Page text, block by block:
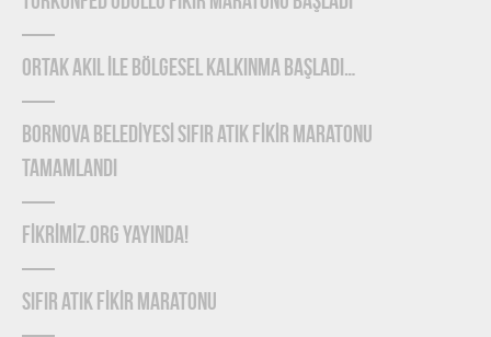
ORTAK AKIL İLE BÖLGESEL KALKINMA BAŞLADI…
BORNOVA BELEDİYESİ SIFIR ATIK FİKİR MARATONU
TAMAMLANDI
FİKRİMİZ.ORG YAYINDA!
SIFIR ATIK FİKİR MARATONU